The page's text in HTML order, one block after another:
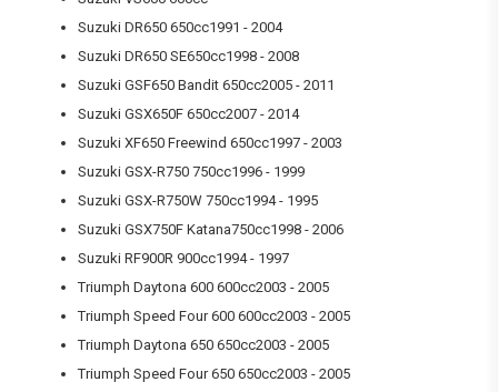
Suzuki DR650 650cc1991 - 2004
Suzuki DR650 SE650cc1998 - 2008
Suzuki GSF650 Bandit 650cc2005 - 2011
Suzuki GSX650F 650cc2007 - 2014
Suzuki XF650 Freewind 650cc1997 - 2003
Suzuki GSX-R750 750cc1996 - 1999
Suzuki GSX-R750W 750cc1994 - 1995
Suzuki GSX750F Katana750cc1998 - 2006
Suzuki RF900R 900cc1994 - 1997
Triumph Daytona 600 600cc2003 - 2005
Triumph Speed Four 600 600cc2003 - 2005
Triumph Daytona 650 650cc2003 - 2005
Triumph Speed Four 650 650cc2003 - 2005